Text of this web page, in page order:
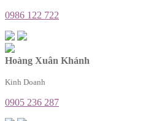
0986 122 722
Hoàng Xuân Khánh
Kinh Doanh
0905 236 287